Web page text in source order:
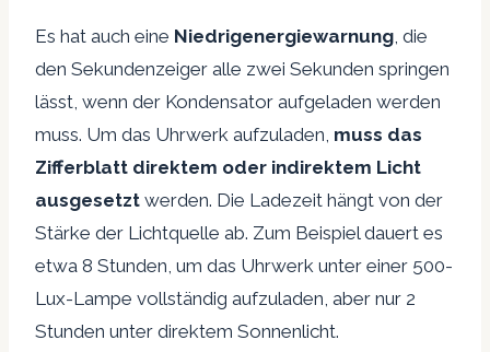
Es hat auch eine Niedrigenergiewarnung, die
den Sekundenzeiger alle zwei Sekunden springen
lässt, wenn der Kondensator aufgeladen werden
muss. Um das Uhrwerk aufzuladen, muss das
Zifferblatt direktem oder indirektem Licht
ausgesetzt werden. Die Ladezeit hängt von der
Stärke der Lichtquelle ab. Zum Beispiel dauert es
etwa 8 Stunden, um das Uhrwerk unter einer 500-
Lux-Lampe vollständig aufzuladen, aber nur 2
Stunden unter direktem Sonnenlicht.